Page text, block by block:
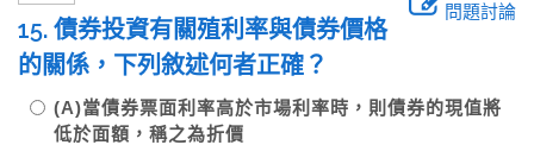
問題討論
15. 債券投資有關殖利率與債券價格
的關係，下列敘述何者正確？
(A)當債券票面利率高於市場利率時，則債券的現值將
低於面額，稱之為折價